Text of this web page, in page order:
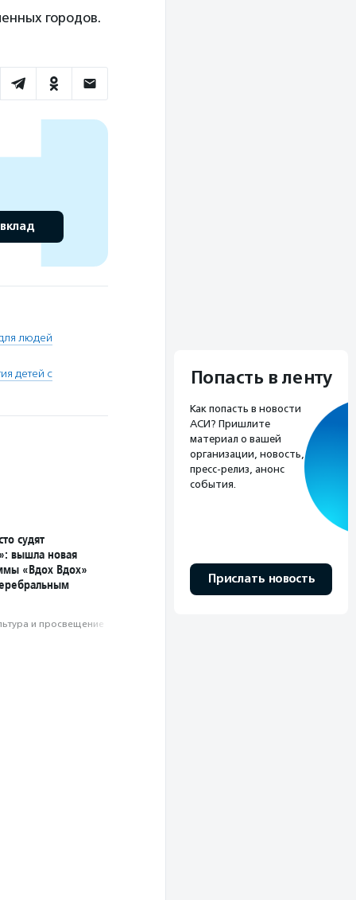
городов.
людей
детей с
судят
вышла новая
«Вдох Вдох»
и просвещение
Попасть в ленту
Как попасть в новости
АСИ? Пришлите
материал о вашей
организации, новость,
пресс-релиз, анонс
события.
Прислать новость